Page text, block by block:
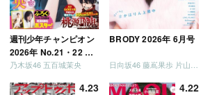
週刊少年チャンピオン
2026年 No.21・22 合
併号
乃木坂46 五百城茉央
BRODY 2026年 6月号
4.23 4.22